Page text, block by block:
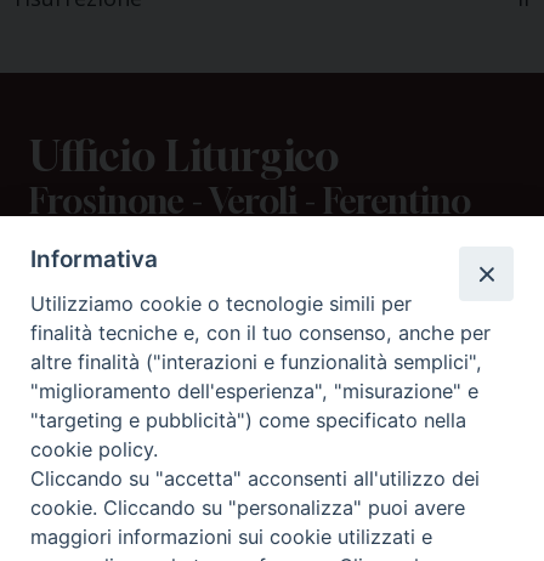
Ufficio Liturgico
Frosinone - Veroli - Ferentino
CONTATTI
viale Volsci 105 (ex via dei Monti Lepini)
70056 Frosinone (FR)
tel.
Email
SEGUICI SU
Informativa
Utilizziamo cookie o tecnologie simili per
finalità tecniche e, con il tuo consenso, anche per
altre finalità ("interazioni e funzionalità semplici",
"miglioramento dell'esperienza", "misurazione" e
"targeting e pubblicità") come specificato nella
cookie policy.
Cliccando su "accetta" acconsenti all'utilizzo dei
cookie. Cliccando su "personalizza" puoi avere
maggiori informazioni sui cookie utilizzati e